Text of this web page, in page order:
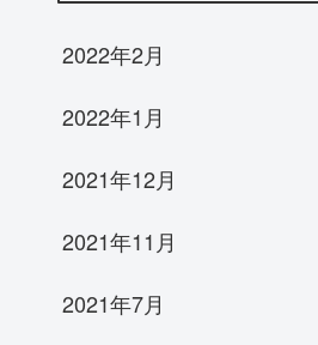
2022年2月
2022年1月
2021年12月
2021年11月
2021年7月